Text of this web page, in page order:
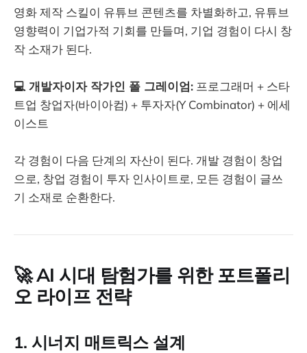
영화 제작 스킬이 유튜브 콘텐츠를 차별화하고, 유튜브
영향력이 기업가적 기회를 만들며, 기업 경험이 다시 창
작 소재가 된다.
💻 개발자이자 작가인 폴 그레이엄: 프로그래머 + 스타
트업 창업자(바이아컴) + 투자자(Y Combinator) + 에세
이스트
각 경험이 다음 단계의 자산이 된다. 개발 경험이 창업
으로, 창업 경험이 투자 인사이트로, 모든 경험이 글쓰
기 소재로 순환한다.
🚀AI 시대 탐험가를 위한 포트폴리
오 라이프 전략
1. 시너지 매트릭스 설계